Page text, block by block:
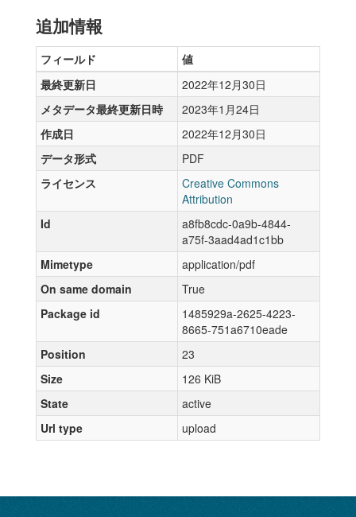
追加情報
フィールド
値
最終更新日
2022年12月30日
メタデータ最終更新日時
2023年1月24日
作成日
2022年12月30日
データ形式
PDF
ライセンス
Creative Commons
Attribution
Id
a8fb8cdc-0a9b-4844-
a75f-3aad4ad1c1bb
Mimetype
application/pdf
On same domain
True
Package id
1485929a-2625-4223-
8665-751a6710eade
Position
23
Size
126 KiB
State
active
Url type
upload